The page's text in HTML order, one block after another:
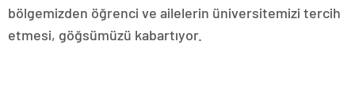
bölgemizden öğrenci ve ailelerin üniversitemizi tercih
etmesi, göğsümüzü kabartıyor.